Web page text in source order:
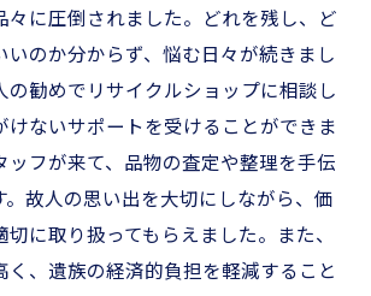
々に圧倒されました。どれを残し、ど
いのか分からず、悩む日々が続きまし
の勧めでリサイクルショップに相談し
けないサポートを受けることができま
ッフが来て、品物の査定や整理を手伝
。故人の思い出を大切にしながら、価
に取り扱ってもらえました。また、
く、遺族の経済的負担を軽減すること